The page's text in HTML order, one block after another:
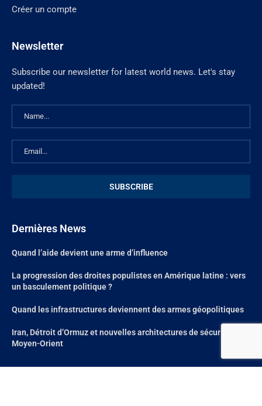
Créer un compte
Newsletter
Subscribe our newsletter for latest world news. Let's stay
updated!
Dernières News
Quand l’aide devient une arme d’influence
La progression des droites populistes en Amérique latine : vers
un basculement politique ?
Quand les infrastructures deviennent des armes géopolitiques
Iran, Détroit d’Ormuz et nouvelles architectures de sécurité au
Moyen-Orient